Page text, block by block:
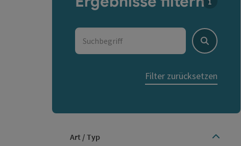
Suchbegriff
Suchen
Filter zurücksetzen
Art / Typ